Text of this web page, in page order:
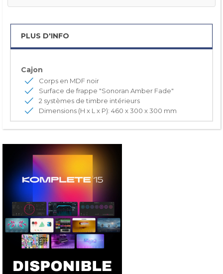
PLUS D'INFO
Cajon
Corps en MDF noir
Surface de frappe "Sonoran Amber Fade"
2 systèmes de timbre intérieurs
Dimensions (H x L x P): 460 x 300 x 300 mm